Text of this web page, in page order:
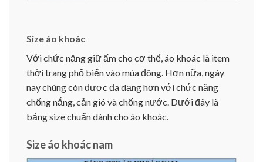
Size áo khoác
Với chức năng giữ ấm cho cơ thể, áo khoác là item
thời trang phổ biến vào mùa đông. Hơn nữa, ngày
nay chúng còn được đa dạng hơn với chức năng
chống nắng, cản gió và chống nước. Dưới đây là
bảng size chuẩn dành cho áo khoác.
Size áo khoác nam